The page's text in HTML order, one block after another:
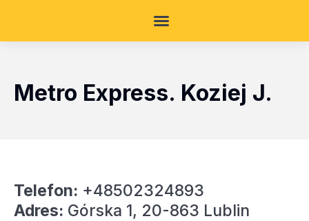
Metro Express. Koziej J.
Telefon: +48502324893
Adres: Górska 1, 20-863 Lublin